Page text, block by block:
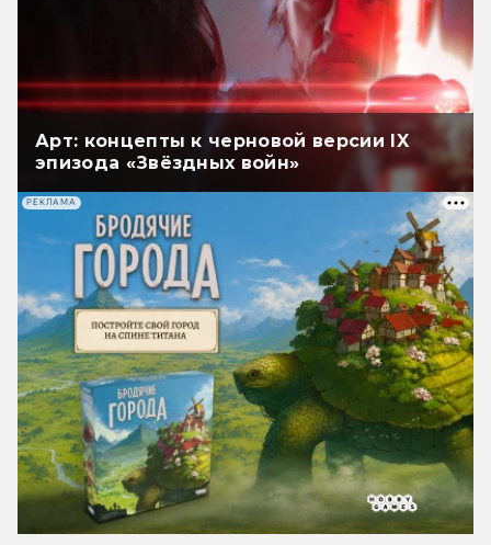
Арт: концепты к черновой версии IX
эпизода «Звёздных войн»
РЕКЛАМА